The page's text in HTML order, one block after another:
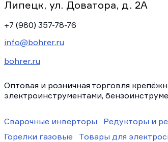
Липецк, ул. Доватора, д. 2А
+7 (980) 357-78-76
info@bohrer.ru
bohrer.ru
Оптовая и розничная торговля
электроинструментами,
Сварочные инверторы Редукторы и
Горелки газовые
Товары для